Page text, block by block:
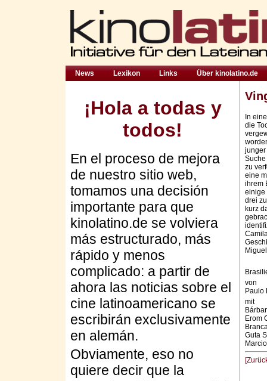
News Lexikon Links Über kinolatino.de
¡Hola a todas y
todos!
En el proceso de mejora
de nuestro sitio web,
tomamos una decisión
importante para que
kinolatino.de se volviera
más estructurado, más
rápido y menos
complicado: a partir de
ahora las noticias sobre el
cine latinoamericano se
escribirán exclusivamente
en alemán.
Obviamente, eso no
quiere decir que la
In
die
junger
zu
eine
ihrem
eini­­ge
drei
kurz
von
Paulo
mit
Erom
Guta